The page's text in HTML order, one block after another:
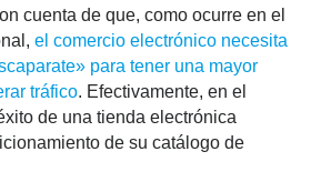
cuenta de que, como ocurre en el
el comercio electrónico necesita
para tener una mayor
tráfico. Efectivamente, en el
de una tienda electrónica
de su catálogo de